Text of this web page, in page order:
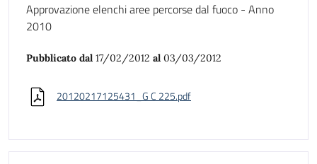
Approvazione elenchi aree percorse dal fuoco - Anno
2010
Pubblicato dal 17/02/2012 al 03/03/2012
20120217125431_G C 225.pdf